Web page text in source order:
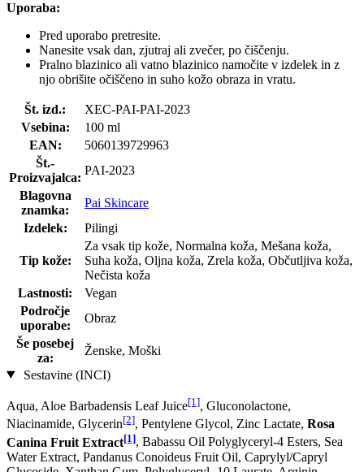
Uporaba:
Pred uporabo pretresite.
Nanesite vsak dan, zjutraj ali zvečer, po čiščenju.
Pralno blazinico ali vatno blazinico namočite v izdelek in z
njo obrišite očiščeno in suho kožo obraza in vratu.
Št. izd.:
XEC-PAI-PAI-2023
Vsebina:
100 ml
EAN:
5060139729963
Št.-
Proizvajalca:
PAI-2023
Blagovna
znamka:
Pai Skincare
Izdelek:
Pilingi
Tip kože:
Za vsak tip kože, Normalna koža, Mešana koža,
Suha koža, Oljna koža, Zrela koža, Občutljiva koža,
Nečista koža
Lastnosti:
Vegan
Področje
uporabe:
Obraz
Še posebej
za:
Ženske, Moški
Sestavine (INCI)
Aqua, Aloe Barbadensis Leaf Juice[1], Gluconolactone,
Niacinamide, Glycerin[2], Pentylene Glycol, Zinc Lactate, Rosa
Canina Fruit Extract[1], Babassu Oil Polyglyceryl-4 Esters, Sea
Water Extract, Pandanus Conoideus Fruit Oil, Caprylyl/Capryl